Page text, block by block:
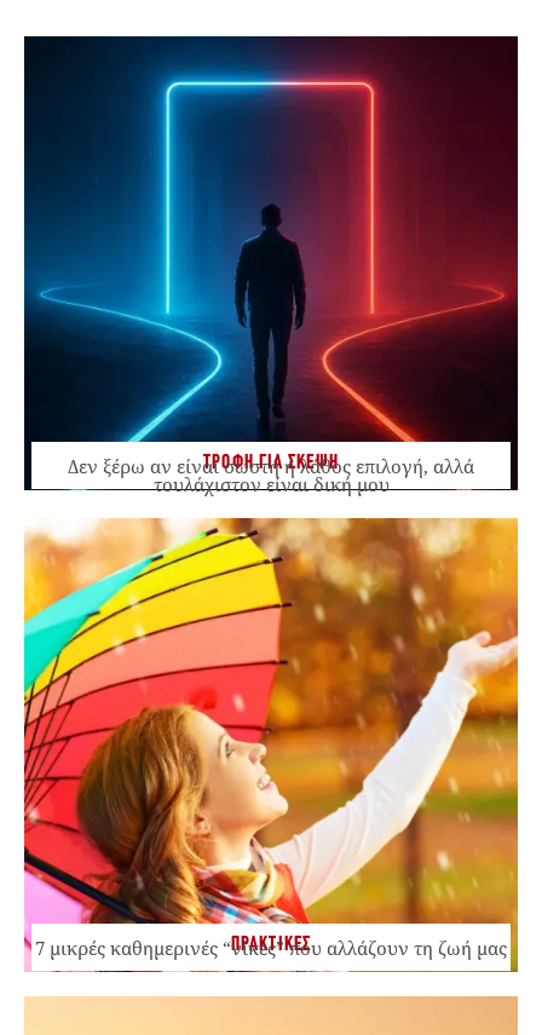
ΤΡΟΦΗ ΓΙΑ ΣΚΕΨΗ
Δεν ξέρω αν είναι σωστή ή λάθος επιλογή, αλλά
τουλάχιστον είναι δική μου
ΠΡΑΚΤΙΚΕΣ
7 μικρές καθημερινές “νίκες” που αλλάζουν τη ζωή μας